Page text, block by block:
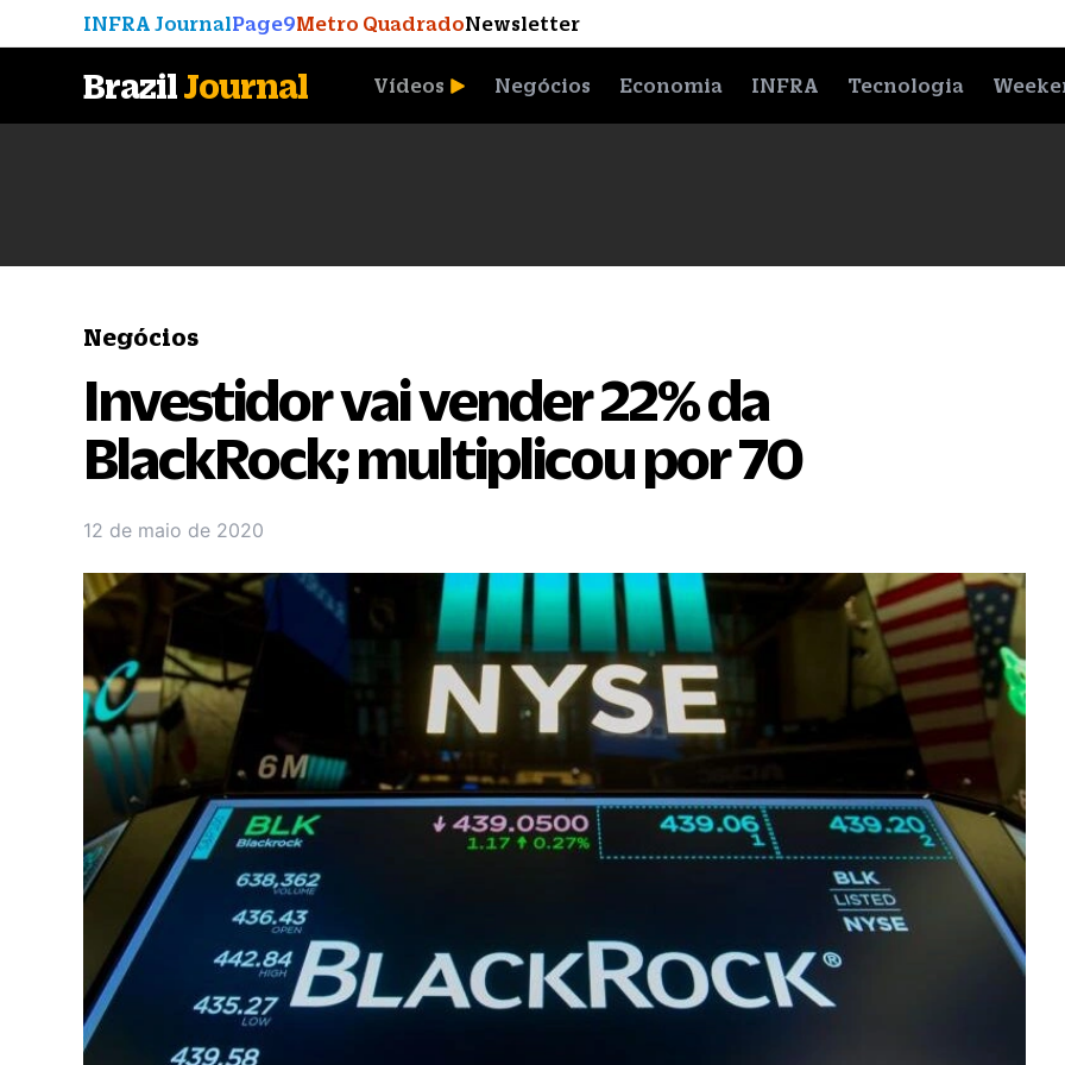
INFRA JournalPage9Metro QuadradoNewsletter
BrazilJournal Vídeos Negócios Economia INFRA Tecnologia
Negócios
Investidor vai vender 22% da
BlackRock; multiplicou por 70
12 de maio de 2020